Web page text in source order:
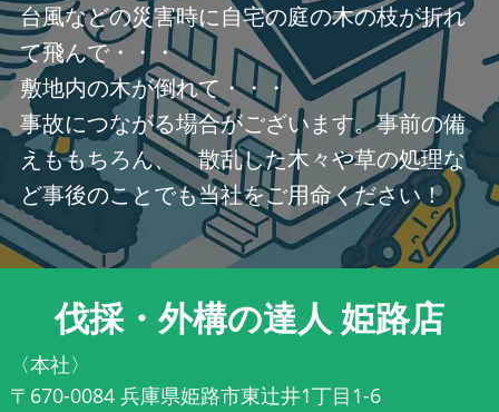
台風などの災害時に自宅の庭の木の枝が折れ
て飛んで・・・
敷地内の木が倒れて・・・
事故につながる場合がございます。事前の備
えももちろん、 散乱した木々や草の処理な
ど事後のことでも当社をご用命ください！
伐採・外構の達人 姫路店
〈本社〉
〒670-0084 兵庫県姫路市東辻井1丁目1-6